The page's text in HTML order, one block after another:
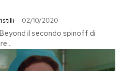
- 02/10/2020
Beyond il secondo spinoff di